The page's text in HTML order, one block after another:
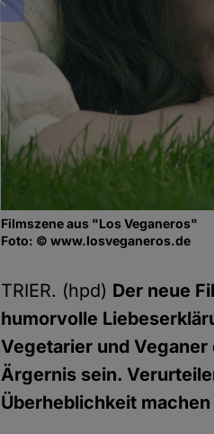
Filmszene aus "Los Veganeros"
Foto: © www.losveganeros.de
TRIER. (hpd) Der neue
humorvolle
Vegetarier und
Ärgernis sein.
Überheblichkeit